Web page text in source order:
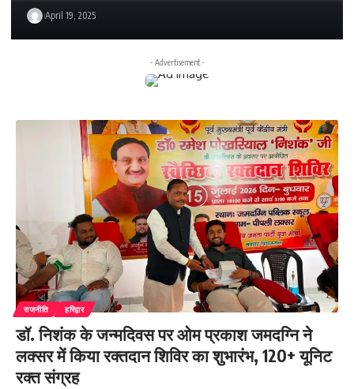
April 19, 2025
- Advertisement -
राजनीति हरिद्वार
डॉ. निशंक के जन्मदिवस पर ओम प्रकाश जमदग्नि ने
लक्सर में किया रक्तदान शिविर का शुभारंभ, 120+ यूनिट
रक्त संग्रह